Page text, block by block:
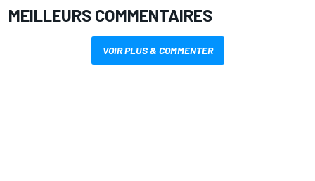
MEILLEURS COMMENTAIRES
VOIR PLUS & COMMENTER